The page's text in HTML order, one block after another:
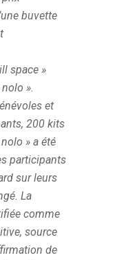
buvette
space »
».
et
200 kits
» a été
participants
sur leurs
La
comme
source
de